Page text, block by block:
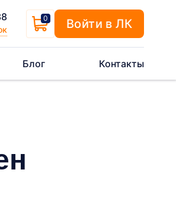
0 Войти в ЛК
Блог Контакты